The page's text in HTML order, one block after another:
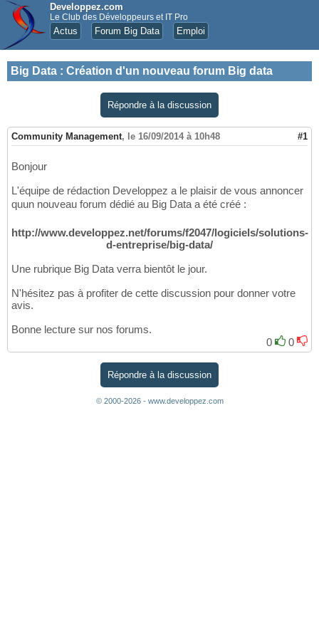
Developpez.com
Le Club des Développeurs et IT Pro
Actus Forum Big Data Emploi
Big Data : Création d'un nouveau forum Big data
Répondre à la discussion
Community Management, le 16/09/2014 à 10h48 #1
Bonjour
L'équipe de rédaction Developpez a le plaisir de vous annoncer
quun nouveau forum dédié au Big Data a été créé :
http://www.developpez.net/forums/f2047/logiciels/solutions-
d-entreprise/big-data/
Une rubrique Big Data verra bientôt le jour.
N'hésitez pas à profiter de cette discussion pour donner votre
avis.
Bonne lecture sur nos forums.
0
0
Répondre à la discussion
© 2000-2026 - www.developpez.com